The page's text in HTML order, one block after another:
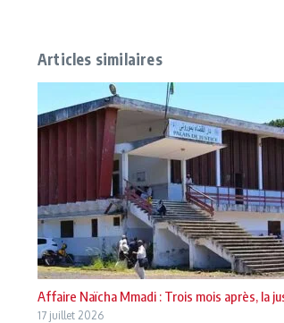
Articles similaires
Affaire Naïcha Mmadi : Trois mois après, la
17 juillet 2026